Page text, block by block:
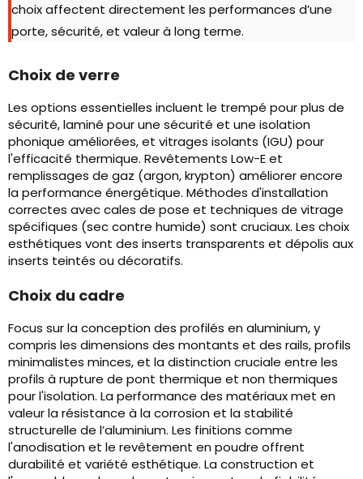
choix affectent directement les performances d’une
porte, sécurité, et valeur à long terme.
Choix de verre
Les options essentielles incluent le trempé pour plus de
sécurité, laminé pour une sécurité et une isolation
phonique améliorées, et vitrages isolants (IGU) pour
l'efficacité thermique. Revêtements Low-E et
remplissages de gaz (argon, krypton) améliorer encore
la performance énergétique. Méthodes d'installation
correctes avec cales de pose et techniques de vitrage
spécifiques (sec contre humide) sont cruciaux. Les choix
esthétiques vont des inserts transparents et dépolis aux
inserts teintés ou décoratifs.
Choix du cadre
Focus sur la conception des profilés en aluminium, y
compris les dimensions des montants et des rails, profils
minimalistes minces, et la distinction cruciale entre les
profils à rupture de pont thermique et non thermiques
pour l'isolation. La performance des matériaux met en
valeur la résistance à la corrosion et la stabilité
structurelle de l’aluminium. Les finitions comme
l'anodisation et le revêtement en poudre offrent
durabilité et variété esthétique. La construction et